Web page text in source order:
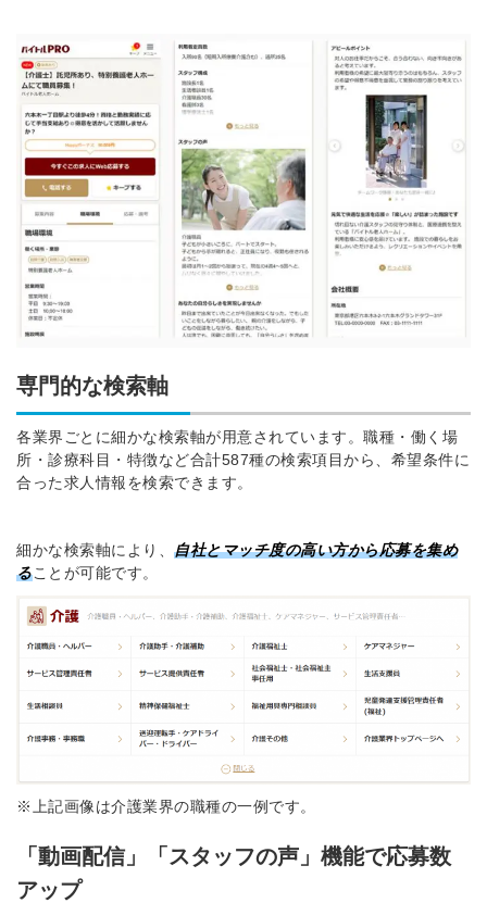
専門的な検索軸
各業界ごとに細かな検索軸が用意されています。職種・働く場
所・診療科目・特徴など合計587種の検索項目から、希望条件に
合った求人情報を検索できます。
細かな検索軸により、 自社とマッチ度の高い方から応募を集め
ることが可能です。
※上記画像は介護業界の職種の一例です。
「動画配信」「スタッフの声」機能で応募数
アップ